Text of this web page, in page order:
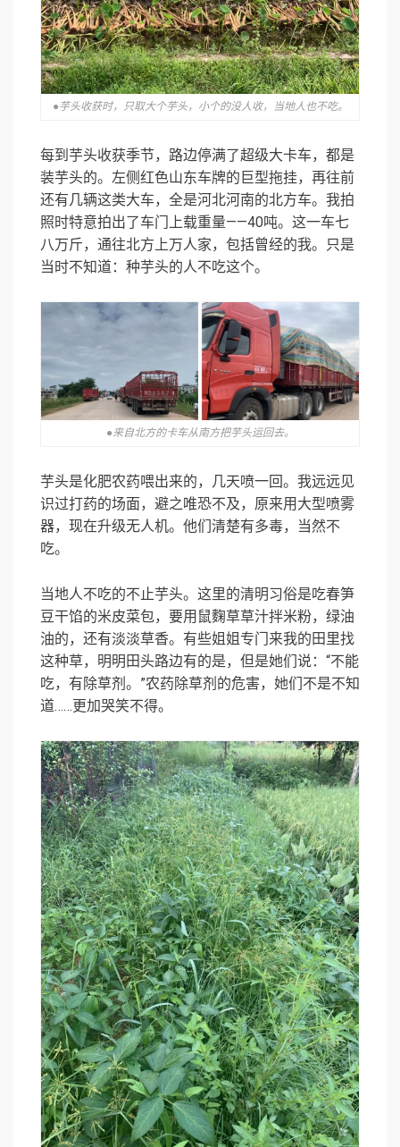
●芋头收获时，只取大个芋头，小个的没人收，当地人也不吃。
每到芋头收获季节，路边停满了超级大卡车，都是
装芋头的。左侧红色山东车牌的巨型拖挂，再往前
还有几辆这类大车，全是河北河南的北方车。我拍
照时特意拍出了车门上载重量——40吨。这一车七
八万斤，通往北方上万人家，包括曾经的我。只是
当时不知道：种芋头的人不吃这个。
●来自北方的卡车从南方把芋头运回去。
芋头是化肥农药喂出来的，几天喷一回。我远远见
识过打药的场面，避之唯恐不及，原来用大型喷雾
器，现在升级无人机。他们清楚有多毒，当然不
吃。
当地人不吃的不止芋头。这里的清明习俗是吃春笋
豆干馅的米皮菜包，要用鼠麴草草汁拌米粉，绿油
油的，还有淡淡草香。有些姐姐专门来我的田里找
这种草，明明田头路边有的是，但是她们说：“不能
吃，有除草剂。”农药除草剂的危害，她们不是不知
道……更加哭笑不得。